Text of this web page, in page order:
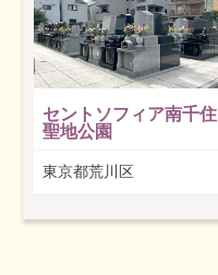
セントソフィア南千住
聖地公園
東京都荒川区